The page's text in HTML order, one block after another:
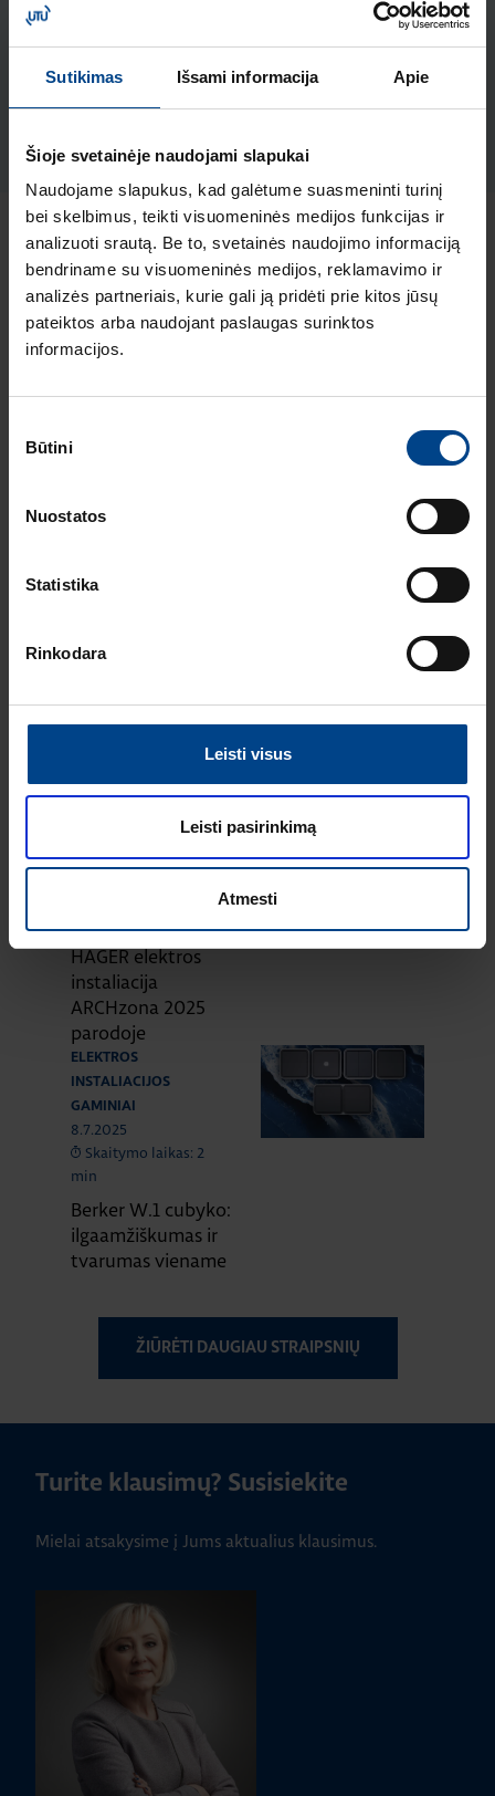
Sutikimas Išsami informacija Apie
Šioje svetainėje naudojami slapukai
Naudojame slapukus, kad galėtume suasmeninti turinį
bei skelbimus, teikti visuomeninės medijos funkcijas ir
analizuoti srautą. Be to, svetainės naudojimo informaciją
bendriname su visuomeninės medijos, reklamavimo ir
analizės partneriais, kurie gali ją pridėti prie kitos jūsų
pateiktos arba naudojant paslaugas surinktos
informacijos.
pasirinkimas
Būtini
Nuostatos
Statistika
Rinkodara
Leisti visus
Leisti pasirinkimą
Atmesti
Berker Q1/ Q3, baltas velvetas
Naujausi straipsniai pagal temą
Elektros instaliacijos gaminiai
ELEKTROS
GAMINIAI
intense – kainos ir
Europoje
GAMINIAI
Naujas HAGER
instaliacinių kanalų
katalogas
HAGER elektros
instaliacija
ARCHzona 2025
parodoje
ELEKTROS
INSTALIACIJOS
GAMINIAI
8.7.2025
Skaitymo laikas: 2
min
Berker W.1 cubyko:
ilgaamžiškumas ir
tvarumas viename
ŽIŪRĖTI DAUGIAU STRAIPSNIŲ
Turite klausimų? Susisiekite
Mielai atsakysime į Jums aktualius klausimus.